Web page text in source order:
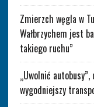
Zmierzch węgla w
Wałbrzychem jest
takiego ruchu”
„Uwolnić
wygodniejszy